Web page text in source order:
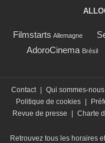
Filmstarts Allemagne
AdoroCinema Brésil
Contact Qui sommes-nous
Politique de cookies
Revue de presse
Charte
Retrouvez tous les horaires